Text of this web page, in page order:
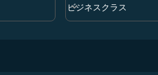
クラス option ビジネス
ビジネスクラス
keyboard_arrow_down